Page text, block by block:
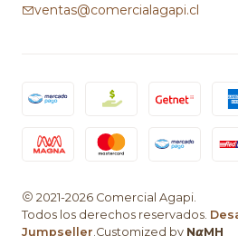
ventas@comercialagapi.cl
2021-2026 Comercial Agapi.
Todos los derechos reservados.
Jumpseller.Customized by N𝞪MH